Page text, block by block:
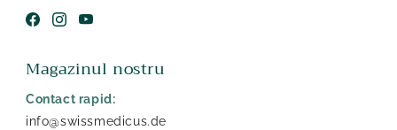
Facebook
Instagram
YouTube
Magazinul nostru
Contact rapid:
info@swissmedicus.de